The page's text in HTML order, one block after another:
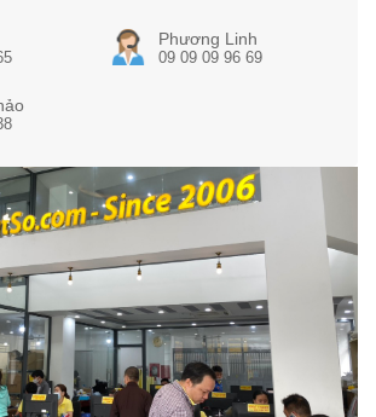
Phương Linh
09 09 09 96 69